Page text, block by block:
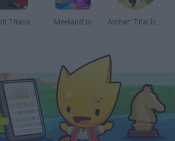
Skibidi Titans Hide and Seek Meeland.io Archer: Trial by Fate